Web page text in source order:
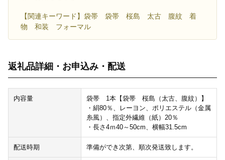
【関連キーワード】袋帯 袋帯 桜島 太古 腹紋 着
物 和装 フォーマル
返礼品詳細・お申込み・配送
内容量
袋帯 1本【袋帯 桜島（太古、腹紋）】
・絹80％、レーヨン、ポリエステル（金属
糸風）、指定外繊維（紙）20％
・長さ4ｍ40～50cm、横幅31.5cm
配送時期 準備ができ次第、順次発送致します。